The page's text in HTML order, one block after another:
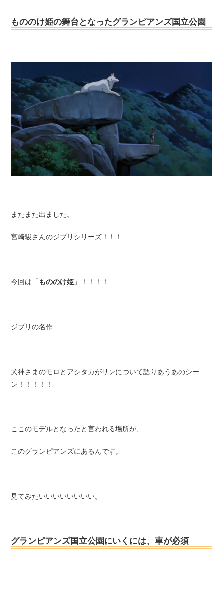
もののけ姫の舞台となったグランピアンズ国立公園
またまた出ました。
宮崎駿さんのジブリシリーズ！！！
今回は「もののけ姫 」！！！！
ジブリの名作
犬神さまのモロとアシタカがサンについて語りあうあのシー
ン！！！！！
ここのモデルとなったと言われる場所が、
このグランピアンズにあるんです。
見てみたいいいいいいいい。
グランピアンズ国立公園にいくには、車が必須